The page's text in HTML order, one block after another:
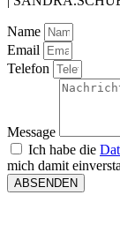
Name
Email
Telefon
Message
Ich habe die
mich damit
ABSENDEN